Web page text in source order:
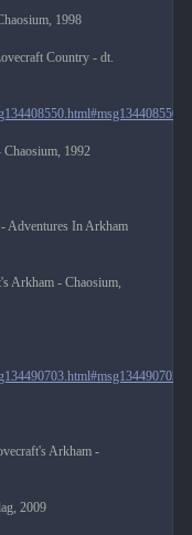
1998
Country - dt.
Chaosium, 1992
Adventures In Arkham
Arkham - Chaosium,
Arkham -
2009